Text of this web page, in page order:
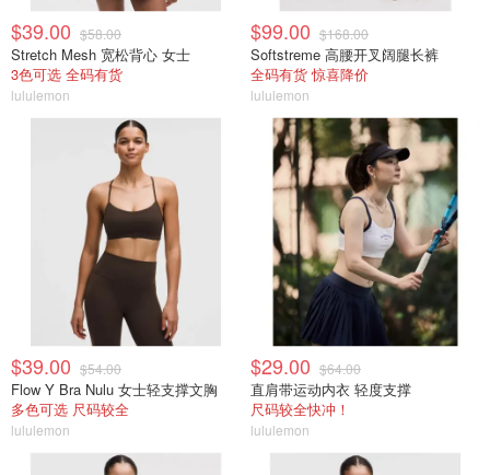
$39.00 $58.00
Stretch Mesh 宽松背心 女士
3色可选 全码有货
lululemon
$99.00 $168.00
Softstreme 高腰开叉阔腿长裤
全码有货 惊喜降价
lululemon
$39.00 $54.00
Flow Y Bra Nulu 女士轻支撑文胸
多色可选 尺码较全
lululemon
$29.00 $64.00
直肩带运动内衣 轻度支撑
尺码较全快冲！
lululemon